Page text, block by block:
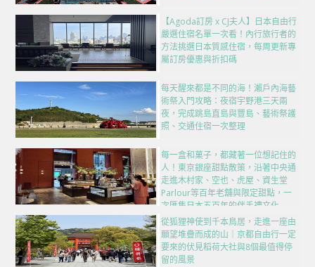
【Agoda訂房 x CJ夫人】日本自由行
嚴選住宿名單一次看！內行旅行者的
方法挑選日本質感住宿，每周更新專
屬訂房優惠與折扣碼
每天醒來都是不同的海！瀨戶內海藝
術祭入門攻略：夜宿宇野港三天兩
夜，完成跳島直島與豐島、藝術祭護
照、交通住宿一次整理
每一盒和菓子，都藏著一位想記住的
人！東京銀座甜點散策，沿著中央通
走進木村家、空也、虎屋、資生堂
Parlour等百年老舖與限定甜點，一
次匯集日本五百年的伴手禮文化
從狐狸神使到千本鳥居，走進一座由
願望堆疊而成的山｜京都自由行一定
要來的伏見稻荷大社與8個最值得停
留的風景